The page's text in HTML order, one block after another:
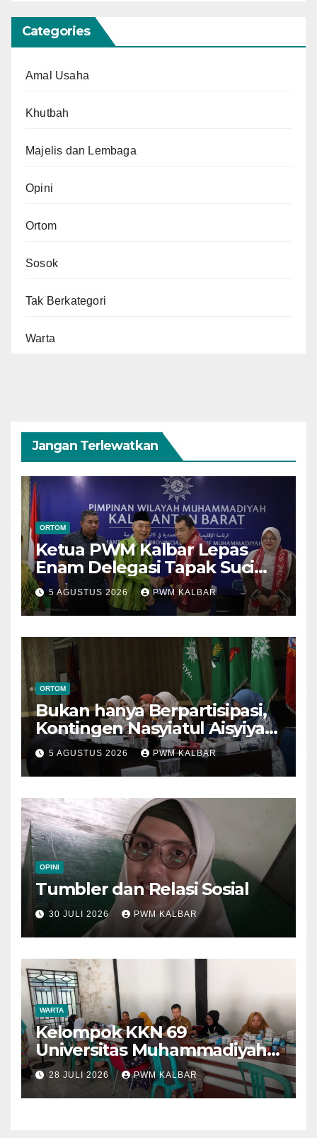
Categories
Amal Usaha
Khutbah
Majelis dan Lembaga
Opini
Ortom
Sosok
Tak Berkategori
Warta
Jangan Terlewatkan
ORTOM
Ketua PWM Kalbar Lepas
Enam Delegasi Tapak Suci
Menuju Muktamar XVI di
Semarang
5 AGUSTUS 2026 PWM KALBAR
ORTOM
Bukan hanya Berpartisipasi,
Kontingen Nasyiatul Aisyiyah
Kalbar Perjuangkan Program
di Muktamar XV
5 AGUSTUS 2026 PWM KALBAR
OPINI
Tumbler dan Relasi Sosial
30 JULI 2026 PWM KALBAR
WARTA
Kelompok KKN 69
Universitas Muhammadiyah
Pontianak Dibagi Dua Tim,
Cat Bangunan dan Dampingi
Pelayanan Posyandu Lansia
28 JULI 2026 PWM KALBAR